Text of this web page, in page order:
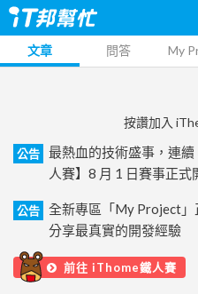
文章 問答 My
按讚加入
公告
最熱血的技術盛事，連
人賽】8 月 1 日賽事正式
公告
全新專區「My Project」
分享最真實的開發經驗
前往 iThome鐵人賽